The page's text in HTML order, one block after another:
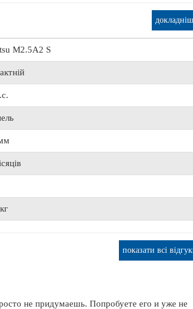
M2.5A2 S
показати всі
не придумаешь. Попробуете его и уже не